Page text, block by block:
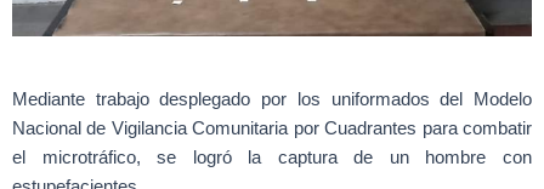
Mediante trabajo desplegado por los uniformados del Modelo
Nacional de Vigilancia Comunitaria por Cuadrantes para combatir
el microtráfico, se logró la captura de un hombre con